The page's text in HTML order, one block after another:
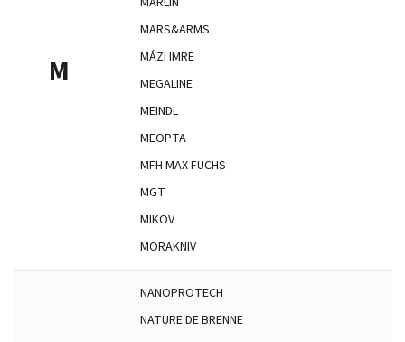
M
MARS&ARMS
MÁZI IMRE
MEGALINE
MEINDL
MEOPTA
MFH MAX FUCHS
MGT
MIKOV
MORAKNIV
NANOPROTECH
NATURE DE BRENNE